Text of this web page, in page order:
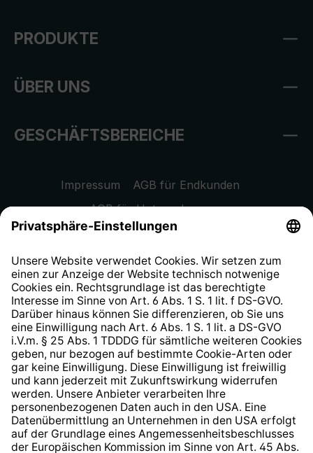
PRODUKTE
ÜBER UNS
GESCHÄFTSBEREICHE
Impressum
AGB für Endkunden
AGB für Unternehmen
Datenschutzhinweis
Widerrufsrecht
Hinweisgeberschutzsystem
Barrierefreiheit